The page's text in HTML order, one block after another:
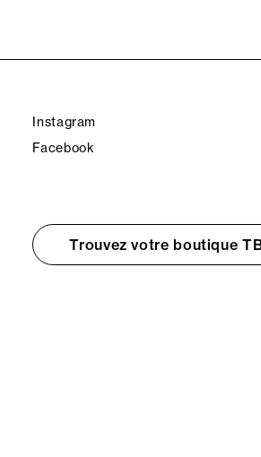
Instagram
Facebook
Trouvez votre boutique